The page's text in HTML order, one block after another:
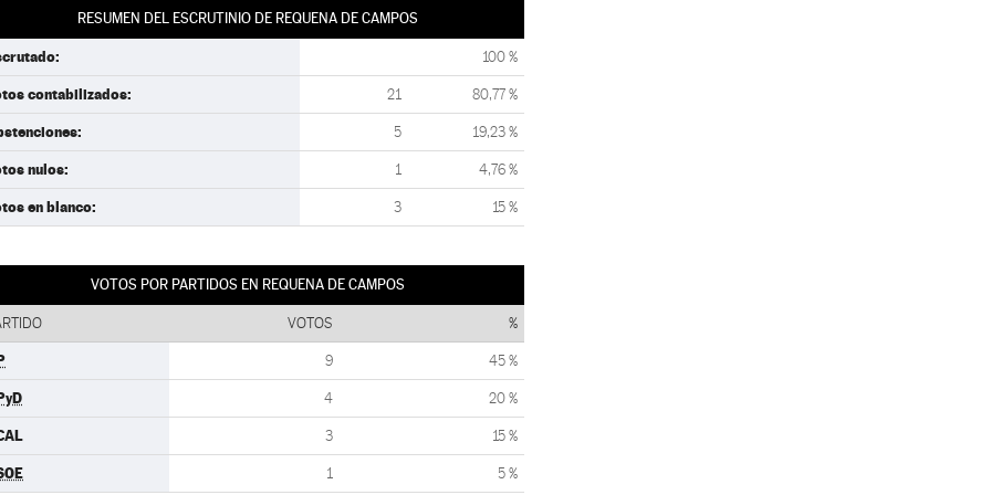
RESUMEN DEL ESCRUTINIO DE REQUENA DE CAMPOS
100 %
contabilizados: 21 80,77 %
5 19,23 %
nulos: 1 4,76 %
en blanco: 3 15 %
VOTOS POR PARTIDOS EN REQUENA DE CAMPOS
VOTOS %
9 45 %
4 20 %
3 15 %
1 5 %